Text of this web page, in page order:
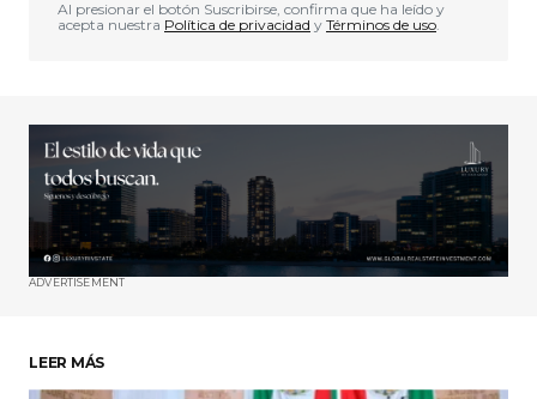
Al presionar el botón Suscribirse, confirma que ha leído y
acepta nuestra Política de privacidad y Términos de uso.
ADVERTISEMENT
LEER MÁS